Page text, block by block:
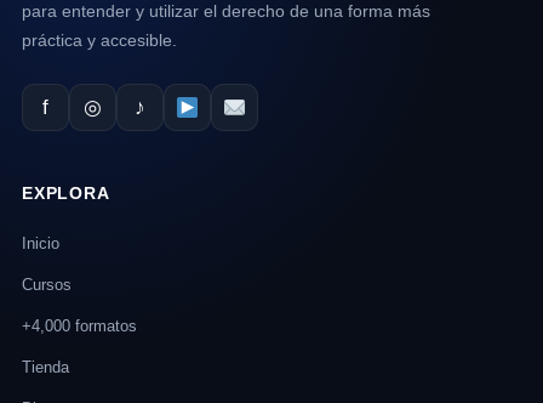
para entender y utilizar el derecho de una forma más
práctica y accesible.
f ◎ ♪
EXPLORA
Inicio
Cursos
+4,000 formatos
Tienda